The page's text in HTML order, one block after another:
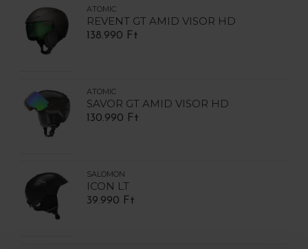
ATOMIC
REVENT GT AMID VISOR HD
138.990 Ft
ATOMIC
SAVOR GT AMID VISOR HD
130.990 Ft
SALOMON
ICON LT
39.990 Ft